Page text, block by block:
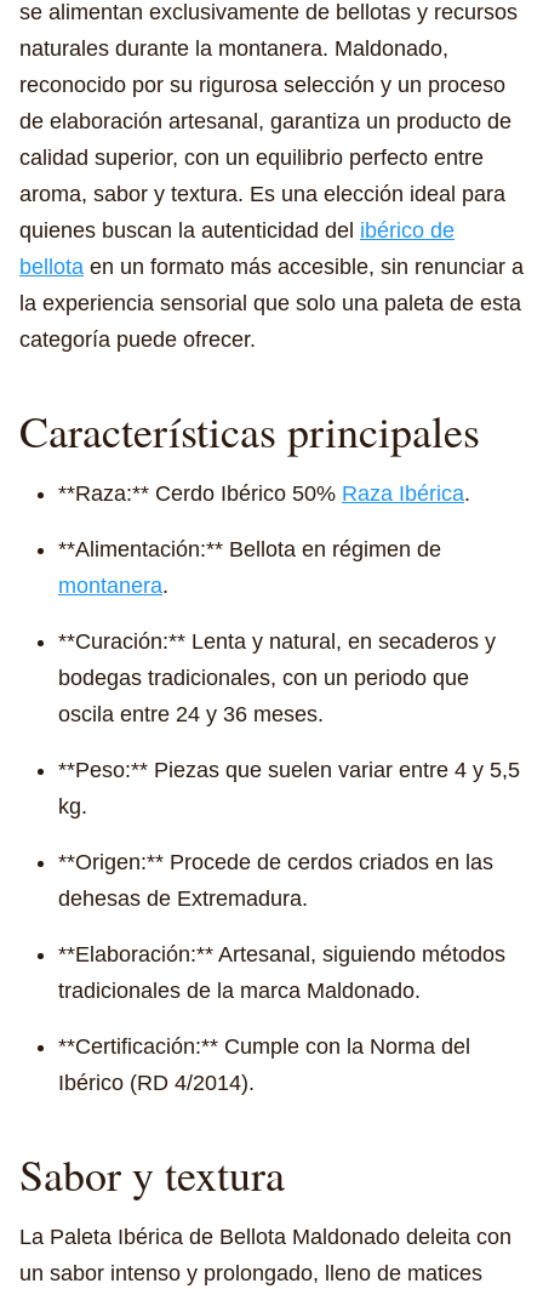
se alimentan exclusivamente de bellotas y recursos
naturales durante la montanera. Maldonado,
reconocido por su rigurosa selección y un proceso
de elaboración artesanal, garantiza un producto de
calidad superior, con un equilibrio perfecto entre
aroma, sabor y textura. Es una elección ideal para
quienes buscan la autenticidad del ibérico de
bellota en un formato más accesible, sin renunciar a
la experiencia sensorial que solo una paleta de esta
categoría puede ofrecer.
Características principales
**Raza:** Cerdo Ibérico 50% Raza Ibérica.
**Alimentación:** Bellota en régimen de
montanera.
**Curación:** Lenta y natural, en secaderos y
bodegas tradicionales, con un periodo que
oscila entre 24 y 36 meses.
**Peso:** Piezas que suelen variar entre 4 y 5,5
kg.
**Origen:** Procede de cerdos criados en las
dehesas de Extremadura.
**Elaboración:** Artesanal, siguiendo métodos
tradicionales de la marca Maldonado.
**Certificación:** Cumple con la Norma del
Ibérico (RD 4/2014).
Sabor y textura
La Paleta Ibérica de Bellota Maldonado deleita con
un sabor intenso y prolongado, lleno de matices